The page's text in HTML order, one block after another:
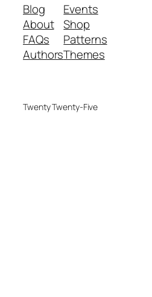
Blog
About
FAQs
Authors
Events
Shop
Patterns
Themes
Twenty Twenty-Five